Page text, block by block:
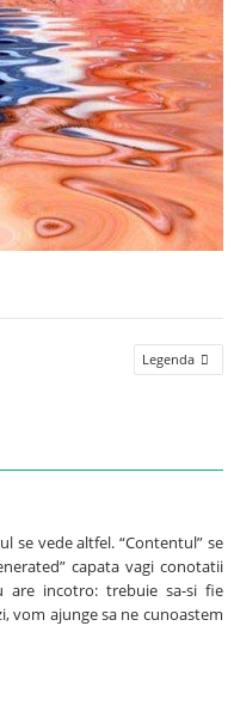
Legenda
se vede altfel. “Contentul” se
capata vagi conotatii
are incotro: trebuie sa-si fie
vom ajunge sa ne cunoastem